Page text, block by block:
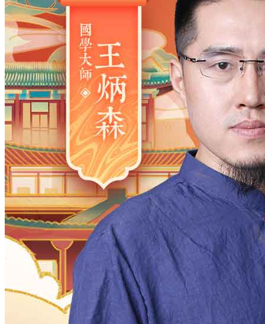
常见的个人改名方法
生活中有很多人都对自己的名字不满意，其实名字
改的，如果确定需要改名，那么该如何改名?改名有哪些
呢? 1、易音换字改名法 发音相同或相近的字是很
的，当改名的要求与保留原名的发音产生冲突时，那么
只斿易音换字了，有时仅仅是一字之改，但名字的寓意